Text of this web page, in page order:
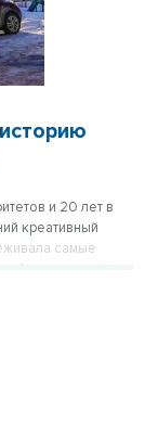
и 20 лет в
креативный
самые
сейчас